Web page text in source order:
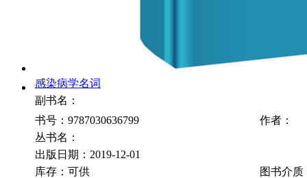
感染病学名词
副书名：
书号：9787030636799
作者：
丛书名：
出版日期：2019-12-01
库存：可供
图书介质